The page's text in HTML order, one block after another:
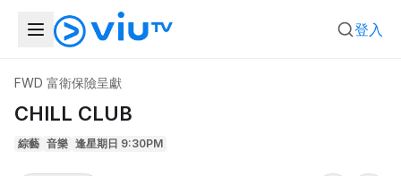
登入
FWD 富衛保險呈獻
CHILL CLUB
綜藝 音樂 逢星期日 9:30PM